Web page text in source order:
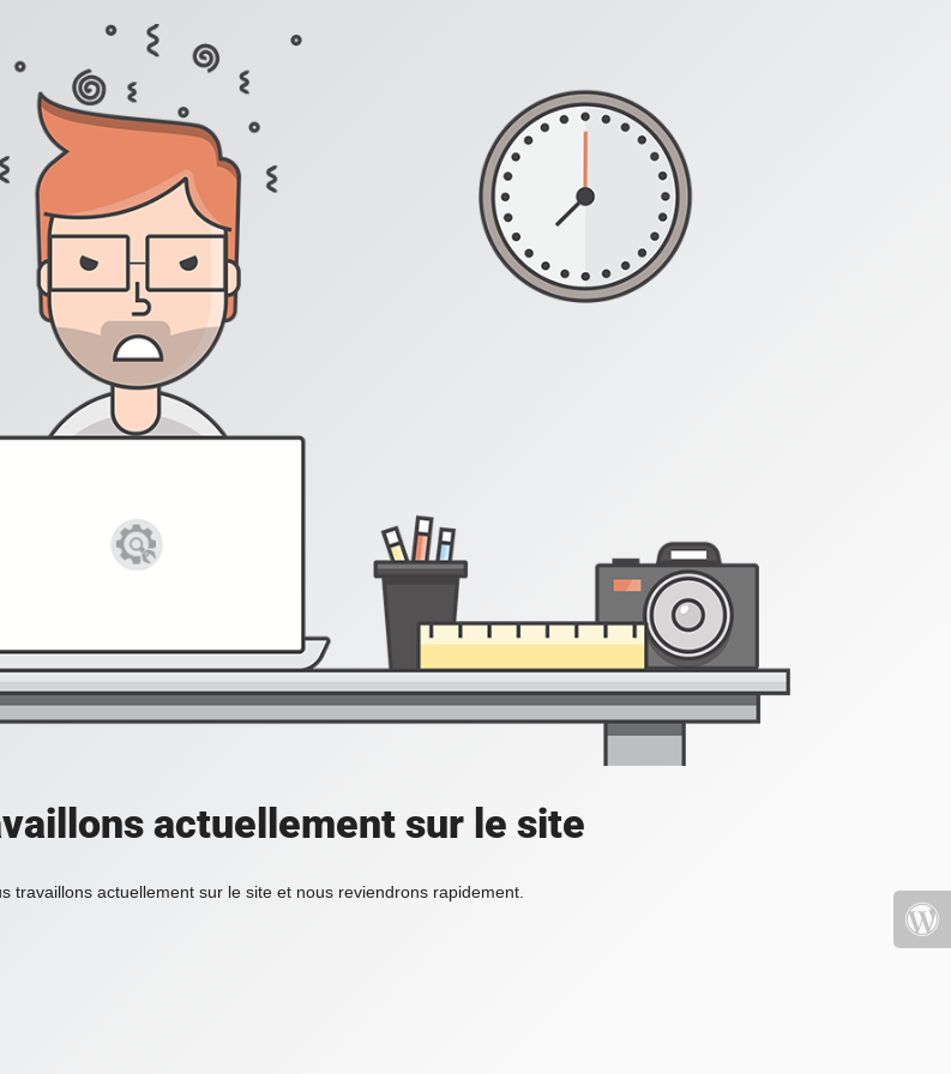
actuellement sur le site
travaillons actuellement sur le site et nous reviendrons rapidement.